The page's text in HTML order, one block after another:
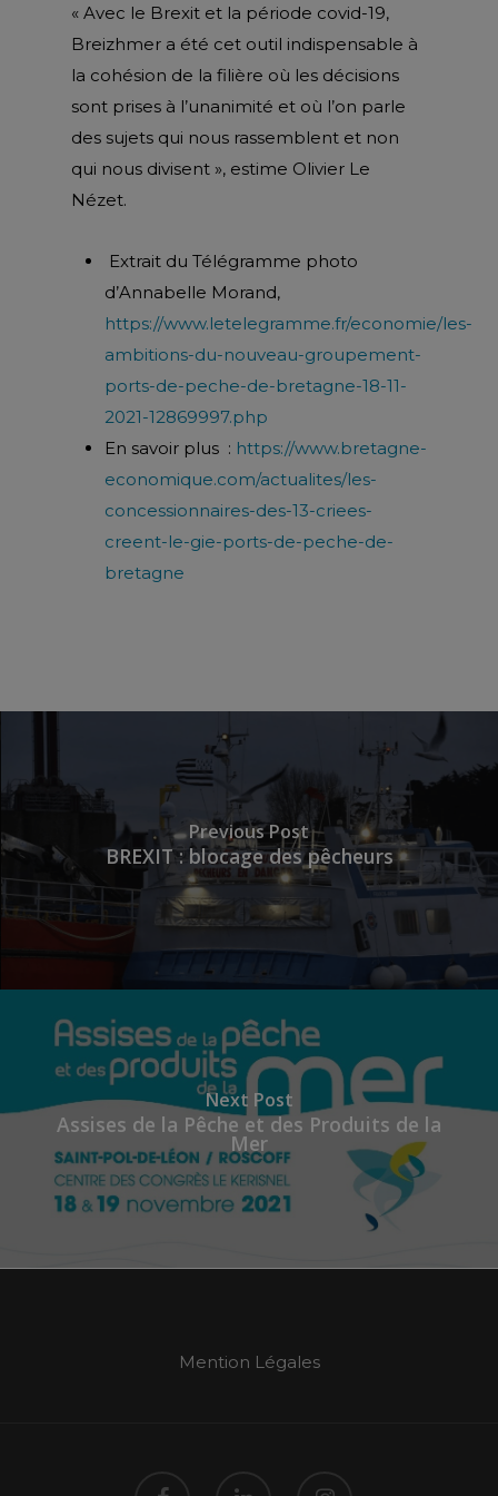
« Avec le Brexit et la période covid-19,
Breizhmer a été cet outil indispensable à
la cohésion de la filière où les décisions
sont prises à l’unanimité et où l’on parle
des sujets qui nous rassemblent et non
qui nous divisent », estime Olivier Le
Nézet.
Extrait du Télégramme photo
d’Annabelle Morand,
https://www.letelegramme.fr/economie/les-
ambitions-du-nouveau-groupement-
ports-de-peche-de-bretagne-18-11-
2021-12869997.php
En savoir plus : https://www.bretagne-
economique.com/actualites/les-
concessionnaires-des-13-criees-
creent-le-gie-ports-de-peche-de-
bretagne
Previous Post
BREXIT : blocage des pêcheurs
Next Post
Assises de la Pêche et des Produits de la
Mer
Mention Légales